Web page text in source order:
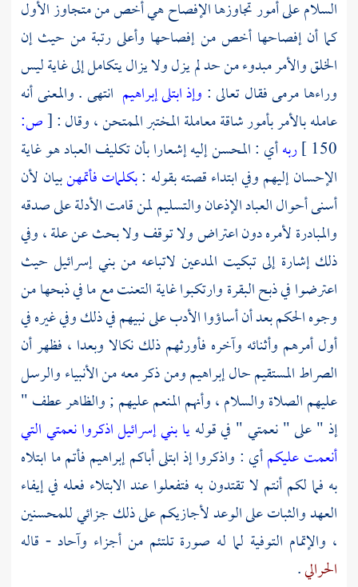
السلام على أمور تجاوزها الإفصاح هي أخص من متجاوز الأول
كما أن إفصاحها أخص من إفصاحها وأعلى رتبة من حيث إن
الخلق والأمر مبدوء من حد لم يزل ولا يزال يتكامل إلى غاية ليس
وراءها مرمى فقال تعالى : وإذ ابتلى إبراهيم انتهى . والمعنى أنه
عامله بالأمر بأمور شاقة معاملة المختبر الممتحن ، وقال :[ص:
150 ] ربهأي : المحسن إليه إشعارا بأن تكليف العباد هو غاية
الإحسان إليهم وفي ابتداء قصته بقوله :بكلمات فأتمهنبيان لأن
أسنى أحوال العباد الإذعان والتسليم لمن قامت الأدلة على صدقه
والمبادرة لأمره دون اعتراض ولا توقف ولا بحث عن علة ، وفي
ذلك إشارة إلى تبكيت المدعين لاتباعه من بني إسرائيل حيث
اعترضوا في ذبح البقرة وارتكبوا غاية التعنت مع ما في ذبحها من
وجوه الحكم بعد أن أساؤوا الأدب على نبيهم في ذلك وفي غيره في
أول أمرهم وأثنائه وآخره فأورثهم ذلك نكالا وبعدا ، فظهر أن
الصراط المستقيم حال إبراهيم ومن ذكر معه من الأنبياء والرسل
عليهم الصلاة والسلام ، وأنهم المنعم عليهم ; والظاهر عطف "
إذ " على " نعمتي " في قولهيا بني إسرائيل اذكروا نعمتي التي
أنعمت عليكمأي : واذكروا إذ ابتلى أباكم إبراهيم فأتم ما ابتلاه
به فما لكم أنتم لا تقتدون به فتفعلوا عند الابتلاء فعله في إيفاء
العهد والثبات على الوعد لأجازيكم على ذلك جزائي للمحسنين
، والإتمام التوفية لما له صورة تلتئم من أجزاء وآحاد - قاله
الحرالي.